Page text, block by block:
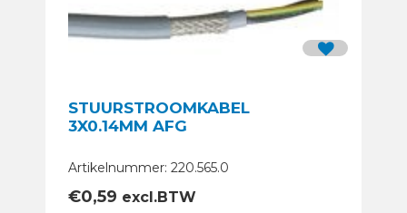
STUURSTROOMKABEL
3X0.14MM AFG
Artikelnummer: 220.565.0
€0,59 excl.BTW